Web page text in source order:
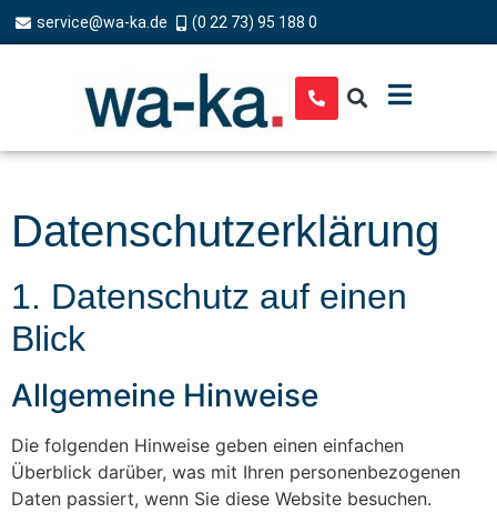
service@wa-ka.de (0 22 73) 95 188 0
Datenschutz­erklärung
1. Datenschutz auf einen
Blick
Allgemeine Hinweise
Die folgenden Hinweise geben einen einfachen
Überblick darüber, was mit Ihren personenbezogenen
Daten passiert, wenn Sie diese Website besuchen.